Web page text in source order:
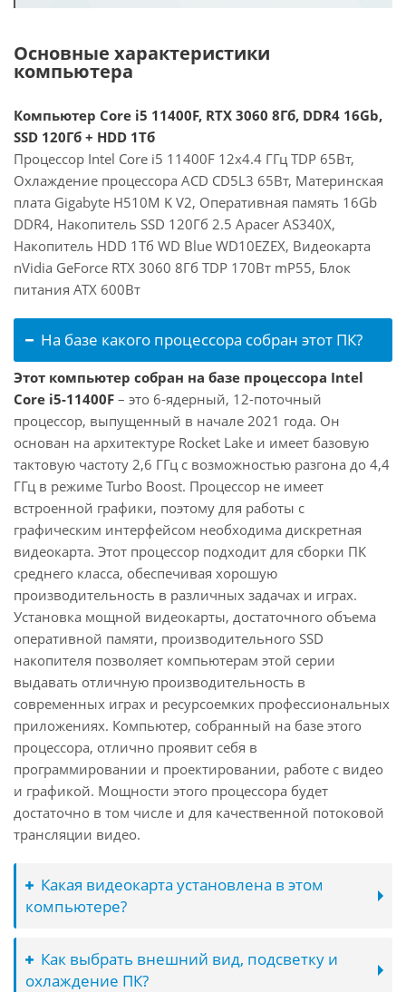
Основные характеристики
компьютера
Компьютер Core i5 11400F, RTX 3060 8Гб, DDR4 16Gb,
SSD 120Гб + HDD 1Тб
Процессор Intel Core i5 11400F 12x4.4 ГГц TDP 65Вт,
Охлаждение процессора ACD CD5L3 65Вт, Материнская
плата Gigabyte H510M K V2, Оперативная память 16Gb
DDR4, Накопитель SSD 120Гб 2.5 Apacer AS340X,
Накопитель HDD 1Тб WD Blue WD10EZEX, Видеокарта
nVidia GeForce RTX 3060 8Гб TDP 170Вт mP55, Блок
питания ATX 600Вт
На базе какого процессора собран этот ПК?
Этот компьютер собран на базе процессора Intel
Core i5-11400F – это 6-ядерный, 12-поточный
процессор, выпущенный в начале 2021 года. Он
основан на архитектуре Rocket Lake и имеет базовую
тактовую частоту 2,6 ГГц с возможностью разгона до 4,4
ГГц в режиме Turbo Boost. Процессор не имеет
встроенной графики, поэтому для работы с
графическим интерфейсом необходима дискретная
видеокарта. Этот процессор подходит для сборки ПК
среднего класса, обеспечивая хорошую
производительность в различных задачах и играх.
Установка мощной видеокарты, достаточного объема
оперативной памяти, производительного SSD
накопителя позволяет компьютерам этой серии
выдавать отличную производительность в
современных играх и ресурсоемких профессиональных
приложениях. Компьютер, собранный на базе этого
процессора, отлично проявит себя в
программировании и проектировании, работе с видео
и графикой. Мощности этого процессора будет
достаточно в том числе и для качественной потоковой
трансляции видео.
Какая видеокарта установлена в этом
компьютере?
Как выбрать внешний вид, подсветку и
охлаждение ПК?